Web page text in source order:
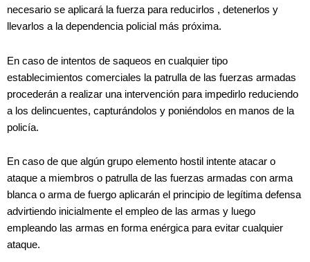
necesario se aplicará la fuerza para reducirlos , detenerlos y
llevarlos a la dependencia policial más próxima.
En caso de intentos de saqueos en cualquier tipo
establecimientos comerciales la patrulla de las fuerzas armadas
procederán a realizar una intervención para impedirlo reduciendo
a los delincuentes, capturándolos y poniéndolos en manos de la
policía.
En caso de que algún grupo elemento hostil intente atacar o
ataque a miembros o patrulla de las fuerzas armadas con arma
blanca o arma de fuergo aplicarán el principio de legítima defensa
advirtiendo inicialmente el empleo de las armas y luego
empleando las armas en forma enérgica para evitar cualquier
ataque.